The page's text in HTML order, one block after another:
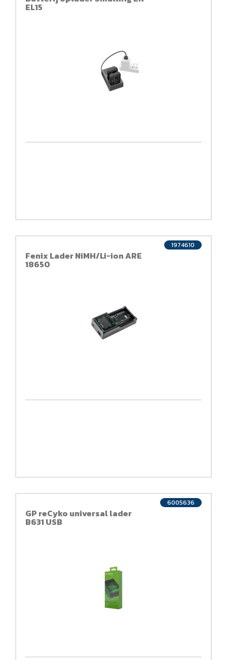
EL15
Fenix Lader NiMH/Li-ion ARE
18650
1974610
GP reCyko universal lader
B631 USB
6005636